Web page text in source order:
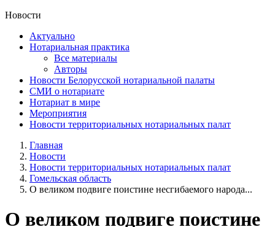
Новости
Актуально
Нотариальная практика
Все материалы
Авторы
Новости Белорусской нотариальной палаты
СМИ о нотариате
Нотариат в мире
Мероприятия
Новости территориальных нотариальных палат
Главная
Новости
Новости территориальных нотариальных палат
Гомельская область
О великом подвиге поистине несгибаемого народа...
О великом подвиге поистине